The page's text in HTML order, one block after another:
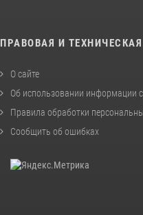
ПРАВОВАЯ И
О сайте
Об использовании информации
Правила обработки
Сообщить об ошибках